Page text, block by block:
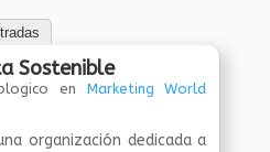
Sostenible
en Marketing World
organización dedicada a